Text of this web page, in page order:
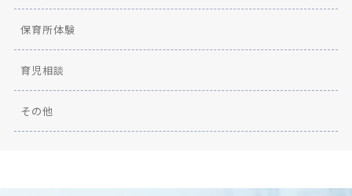
保育所体験
育児相談
その他